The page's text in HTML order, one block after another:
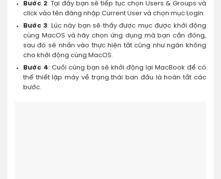
Bước 2: Tại đây bạn sẽ tiếp tục chọn Users & Groups và
click vào tên đăng nhập Current User và chọn mục Login.
Bước 3: Lúc này bạn sẽ thấy được mục được khởi động
cùng MacOS và hãy chọn ứng dụng mà bạn cần đóng,
sau đó sẽ nhấn vào thực hiện tắt cũng như ngăn không
cho khởi động cùng MacOS.
Bước 4: Cuối cùng bạn sẽ khởi động lại MacBook để có
thể thiết lập máy về trạng thái ban đầu là hoàn tất các
bước.